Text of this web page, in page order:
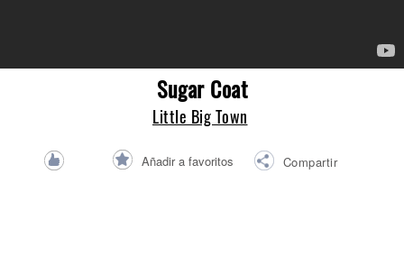
Sugar Coat
Little Big Town
Añadir a favoritos Compartir